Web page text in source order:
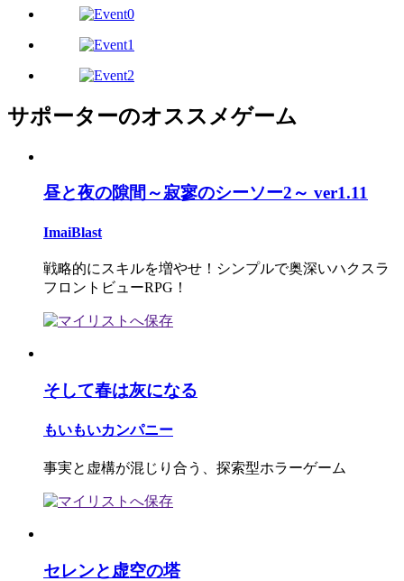
サポーターのオススメゲーム
昼と夜の隙間～寂寥のシーソー2～ ver1.11
ImaiBlast
戦略的にスキルを増やせ！シンプルで奥深いハクスラ
フロントビューRPG！
そして春は灰になる
もいもいカンパニー
事実と虚構が混じり合う、探索型ホラーゲーム
セレンと虚空の塔